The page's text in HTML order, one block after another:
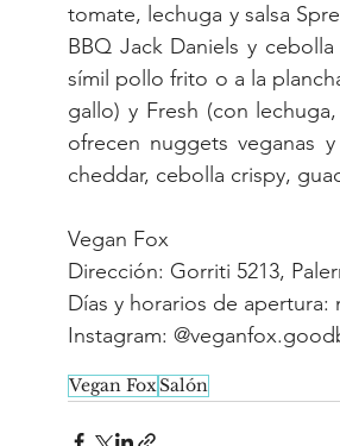
tomate, lechuga y salsa
BBQ Jack Daniels y
símil pollo frito o a la
gallo) y Fresh (con
ofrecen nuggets veganas
cheddar, cebolla crispy,
Vegan Fox
Dirección: Gorriti 5213,
Días y horarios de apertura:
Instagram:
Vegan FoxSalón